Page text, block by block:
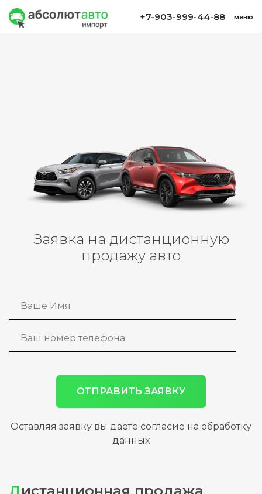
+7-903-999-44-88 меню
Заявка на дистанционную
продажу авто
ОТПРАВИТЬ ЗАЯВКУ
Оставляя заявку вы даете согласие на обработку
данных